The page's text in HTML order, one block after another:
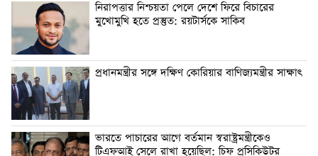
নিরাপত্তার নিশ্চয়তা পেলে দেশে ফিরে বিচারের
মুখোমুখি হতে প্রস্তুত: রয়টার্সকে সাকিব
প্রধানমন্ত্রীর সঙ্গে দক্ষিণ কোরিয়ার বাণিজ্যমন্ত্রীর সাক্ষাৎ
ভারতে পাচারের আগে বর্তমান স্বরাষ্ট্রমন্ত্রীকেও
টিএফআই সেলে রাখা হয়েছিল: চিফ প্রসিকিউটর